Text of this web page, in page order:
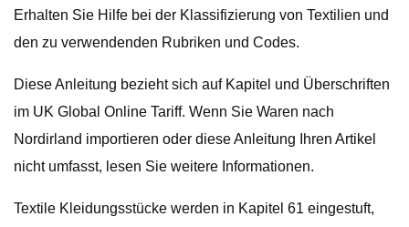
Erhalten Sie Hilfe bei der Klassifizierung von Textilien und
den zu verwendenden Rubriken und Codes.
Diese Anleitung bezieht sich auf Kapitel und Überschriften
im UK Global Online Tariff. Wenn Sie Waren nach
Nordirland importieren oder diese Anleitung Ihren Artikel
nicht umfasst, lesen Sie weitere Informationen.
Textile Kleidungsstücke werden in Kapitel 61 eingestuft,